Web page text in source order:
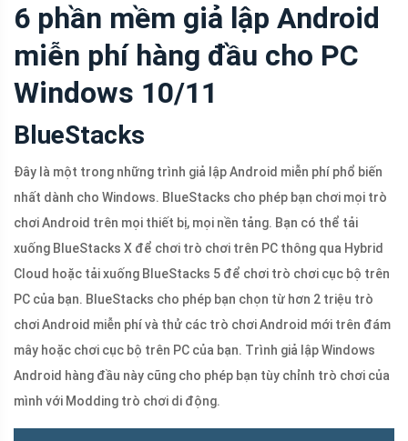
6 phần mềm giả lập Android
miễn phí hàng đầu cho PC
Windows 10/11
BlueStacks
Đây là một trong những trình giả lập Android miễn phí phổ biến
nhất dành cho Windows. BlueStacks cho phép bạn chơi mọi trò
chơi Android trên mọi thiết bị, mọi nền tảng. Bạn có thể tải
xuống BlueStacks X để chơi trò chơi trên PC thông qua Hybrid
Cloud hoặc tải xuống BlueStacks 5 để chơi trò chơi cục bộ trên
PC của bạn. BlueStacks cho phép bạn chọn từ hơn 2 triệu trò
chơi Android miễn phí và thử các trò chơi Android mới trên đám
mây hoặc chơi cục bộ trên PC của bạn. Trình giả lập Windows
Android hàng đầu này cũng cho phép bạn tùy chỉnh trò chơi của
mình với Modding trò chơi di động.